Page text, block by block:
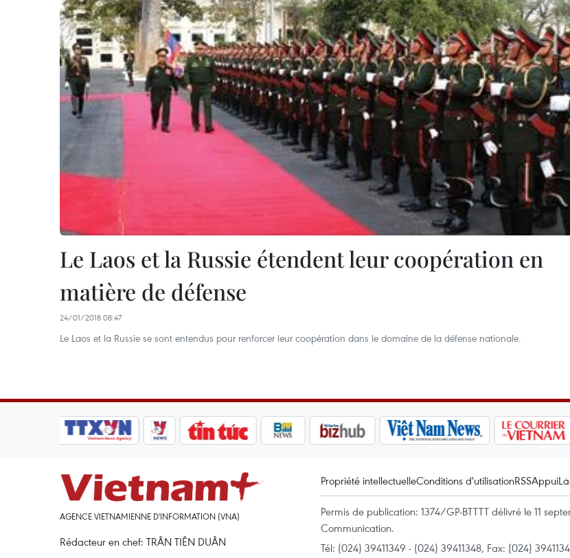
Le Laos et la Russie étendent leur coopération en
matière de défense
24/01/2018 08:47
Le Laos et la Russie se sont entendus pour renforcer leur coopération dans le domaine de la défense nationale.
AGENCE VIETNAMIENNE D'INFORMATION (VNA)
Rédacteur en chef: TRÂN TIÊN DUÂN
Propriété intellectuelleConditions d'utilisationRSSAppui
Permis de publication: 1374/GP-BTTTT délivré le 11
Communication.
Tél: (024) 39411349 - (024) 39411348, Fax: (024)